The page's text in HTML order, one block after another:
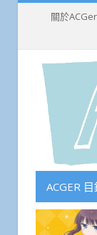
關於ACGer
ACGER